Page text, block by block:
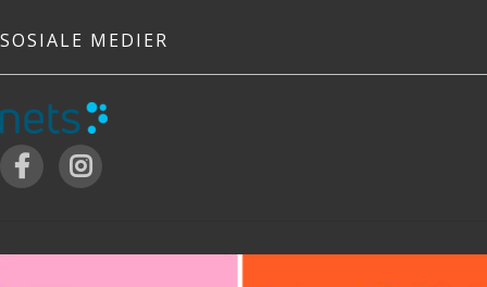
SOSIALE MEDIER